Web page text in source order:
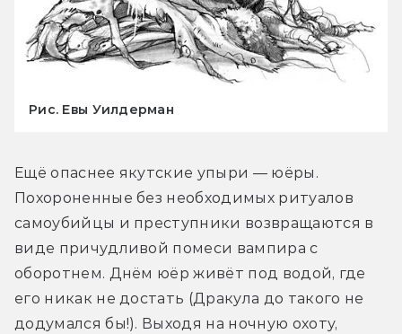
Рис. Евы Уилдерман
Ещё опаснее якутские упыри — юёры.
Похороненные без необходимых ритуалов
самоубийцы и преступники возвращаются в
виде причудливой помеси вампира с
оборотнем. Днём юёр живёт под водой, где
его никак не достать (Дракула до такого не
додумался бы!). Выходя на ночную охоту,